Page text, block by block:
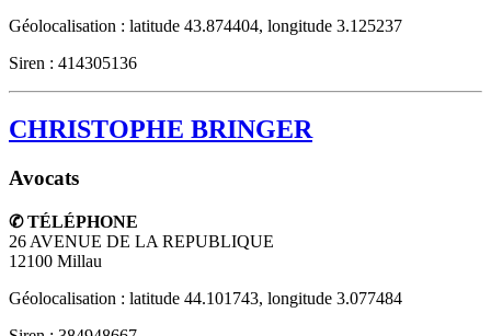
Géolocalisation : latitude 43.874404, longitude 3.125237
Siren : 414305136
CHRISTOPHE BRINGER
Avocats
✆ TÉLÉPHONE
26 AVENUE DE LA REPUBLIQUE
12100 Millau
Géolocalisation : latitude 44.101743, longitude 3.077484